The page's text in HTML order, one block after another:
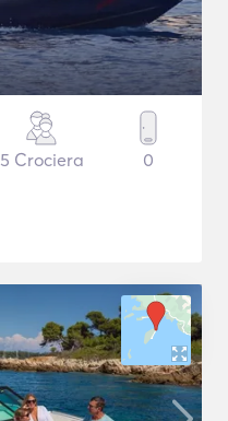
5 Crociera 0